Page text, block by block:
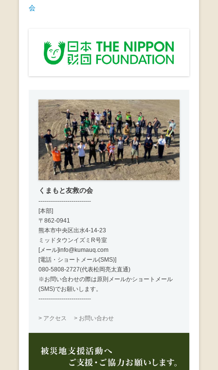
ゲ
会
くまもと友救の会
---------------------------
[本部]
〒862-0941
熊本市中央区出水4-14-23
ミッドタウンイズミR号室
[メール]info@kumauq.com
[電話・ショートメール(SMS)]
080-5808-2727(代表松岡亮太直通)
※お問い合わせの際は原則メールかショートメール
(SMS)でお願いします。
---------------------------
> アクセス > お問い合わせ